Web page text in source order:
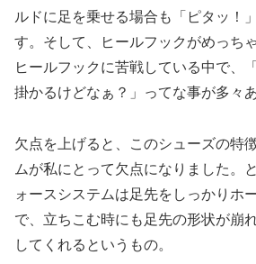
ルドに足を乗せる場合も「ピタッ！
す。そして、ヒールフックがめっち
ヒールフックに苦戦している中で、
掛かるけどなぁ？」ってな事が多々
欠点を上げると、このシューズの特
ムが私にとって欠点になりました。
ォースシステムは足先をしっかりホ
で、立ちこむ時にも足先の形状が崩
してくれるというもの。